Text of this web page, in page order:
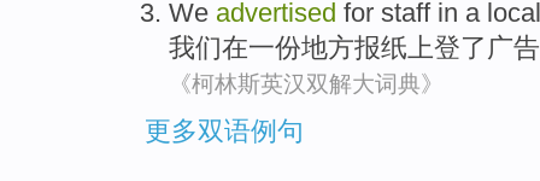
We advertised for staff in a local
我们在一份地方报纸上登了广告
《柯林斯英汉双解大词典》
更多双语例句